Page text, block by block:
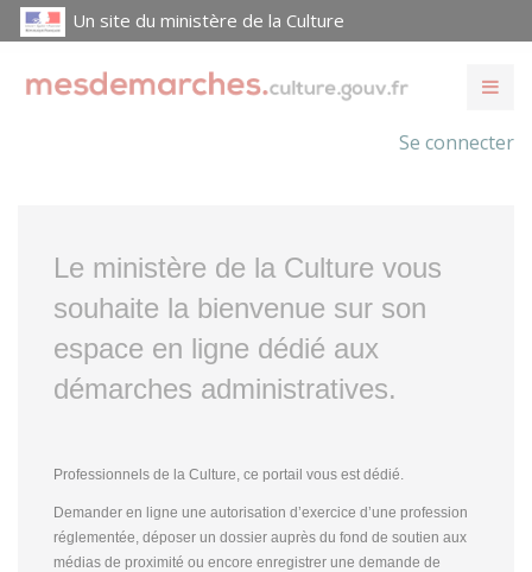
Un site du ministère de la Culture
Se connecter
Le ministère de la Culture vous
souhaite la bienvenue sur son
espace en ligne dédié aux
démarches administratives.
Professionnels de la Culture, ce portail vous est dédié.
Demander en ligne une autorisation d’exercice d’une profession
réglementée, déposer un dossier auprès du fond de soutien aux
médias de proximité ou encore enregistrer une demande de